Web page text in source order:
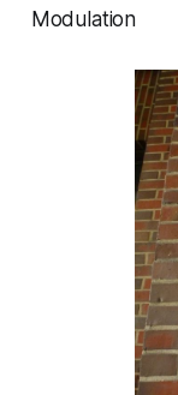
Modulation